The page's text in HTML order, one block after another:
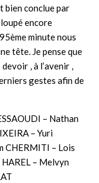
bien conclue par
encore
minute nous
tête. Je pense que
, à l’avenir ,
gestes afin de
– Nathan
– Yuri
CHERMITI – Lois
HAREL – Melvyn